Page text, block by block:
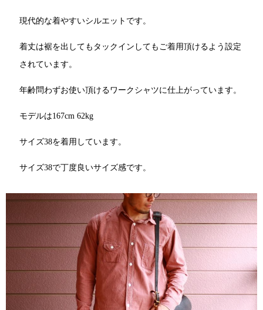
現代的な着やすいシルエットです。
着丈は裾を出してもタックインしてもご着用頂けるよう設定
されています。
年齢問わずお使い頂けるワークシャツに仕上がっています。
モデルは167cm 62kg
サイズ38を着用しています。
サイズ38で丁度良いサイズ感です。